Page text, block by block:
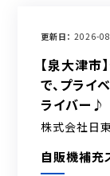
更新日 2026-
【泉大津市
で、プライ
ライバー♪
株式会社日
自販機補充